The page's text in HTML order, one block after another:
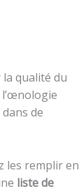
qualité du
de
les remplir en
listede